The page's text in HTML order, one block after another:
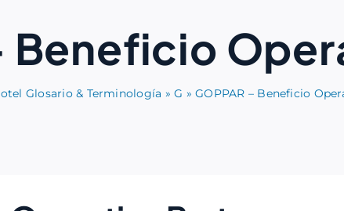
Beneficio
Glosario & Terminología »G »GOPPAR – Beneficio